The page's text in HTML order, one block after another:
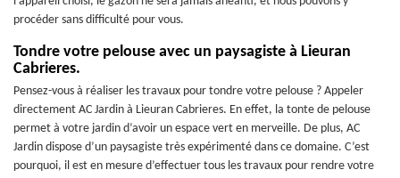
procéder sans difficulté pour vous.
Tondre votre pelouse avec un paysagiste à Lieuran
Cabrieres.
Pensez-vous à réaliser les travaux pour tondre votre pelouse ? Appeler
directement AC Jardin à Lieuran Cabrieres. En effet, la tonte de pelouse
permet à votre jardin d’avoir un espace vert en merveille. De plus, AC
Jardin dispose d’un paysagiste très expérimenté dans ce domaine. C’est
pourquoi, il est en mesure d’effectuer tous les travaux pour rendre votre